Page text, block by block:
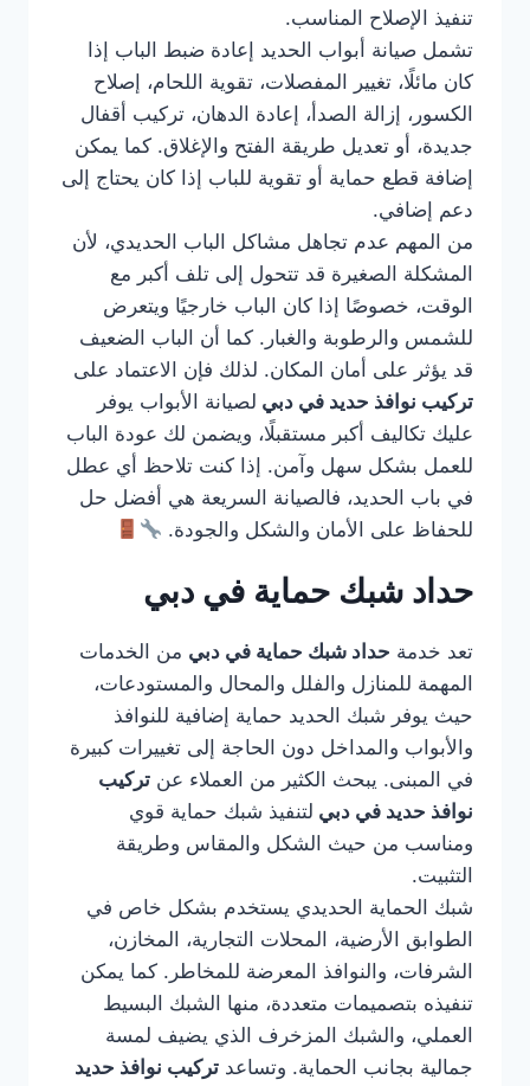
تنفيذ الإصلاح المناسب.
تشمل صيانة أبواب الحديد إعادة ضبط الباب إذا
كان مائلًا، تغيير المفصلات، تقوية اللحام، إصلاح
الكسور، إزالة الصدأ، إعادة الدهان، تركيب أقفال
جديدة، أو تعديل طريقة الفتح والإغلاق. كما يمكن
إضافة قطع حماية أو تقوية للباب إذا كان يحتاج إلى
دعم إضافي.
من المهم عدم تجاهل مشاكل الباب الحديدي، لأن
المشكلة الصغيرة قد تتحول إلى تلف أكبر مع
الوقت، خصوصًا إذا كان الباب خارجيًا ويتعرض
للشمس والرطوبة والغبار. كما أن الباب الضعيف
قد يؤثر على أمان المكان. لذلك فإن الاعتماد على
تركيب نوافذ حديد في دبي لصيانة الأبواب يوفر
عليك تكاليف أكبر مستقبلًا، ويضمن لك عودة الباب
للعمل بشكل سهل وآمن. إذا كنت تلاحظ أي عطل
في باب الحديد، فالصيانة السريعة هي أفضل حل
للحفاظ على الأمان والشكل والجودة.
حداد شبك حماية في دبي
تعد خدمة حداد شبك حماية في دبي من الخدمات
المهمة للمنازل والفلل والمحال والمستودعات،
حيث يوفر شبك الحديد حماية إضافية للنوافذ
والأبواب والمداخل دون الحاجة إلى تغييرات كبيرة
في المبنى. يبحث الكثير من العملاء عن تركيب
نوافذ حديد في دبي لتنفيذ شبك حماية قوي
ومناسب من حيث الشكل والمقاس وطريقة
التثبيت.
شبك الحماية الحديدي يستخدم بشكل خاص في
الطوابق الأرضية، المحلات التجارية، المخازن،
الشرفات، والنوافذ المعرضة للمخاطر. كما يمكن
تنفيذه بتصميمات متعددة، منها الشبك البسيط
العملي، والشبك المزخرف الذي يضيف لمسة
جمالية بجانب الحماية. وتساعد تركيب نوافذ حديد